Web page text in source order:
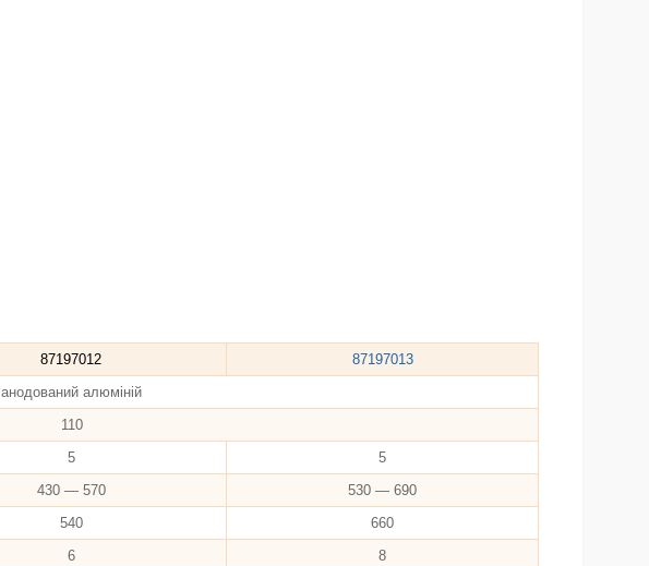
87197012
87197013
анодований алюміній
110
5
5
430 — 570
530 — 690
540
660
6
8